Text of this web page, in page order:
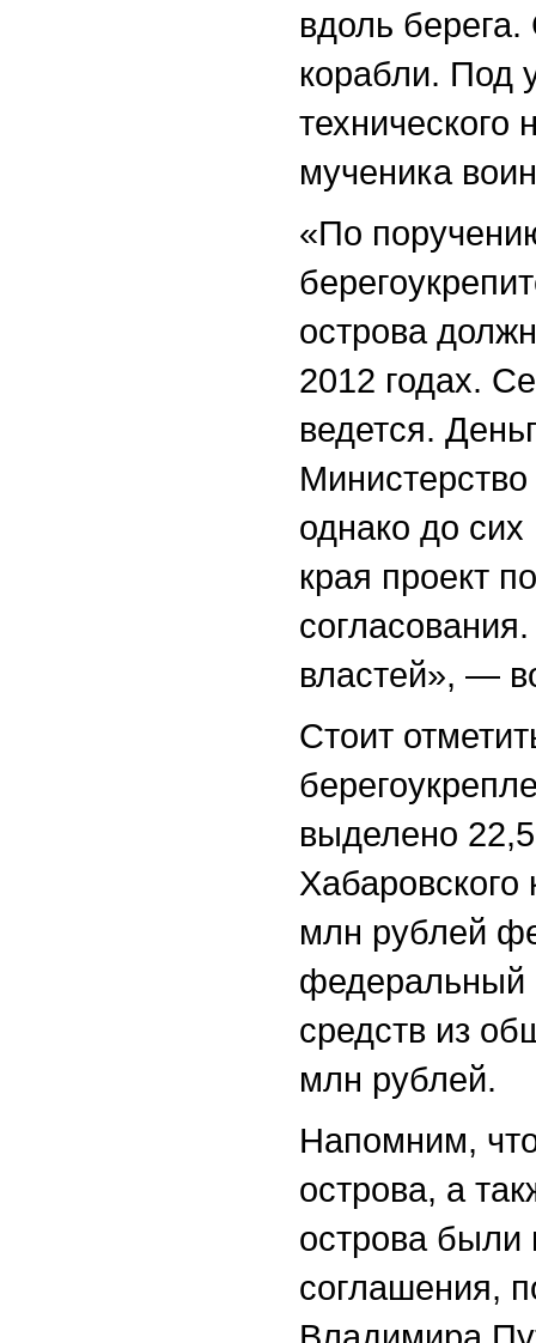
вдоль
корабли. Под
мученика
«По
острова
2012 годах.
ведется.
однако до сих
края проект
властей», —
Стоит
выделено
млн рублей
федеральный
средств из
млн рублей.
Напомним,
острова, а
острова были
соглашения,